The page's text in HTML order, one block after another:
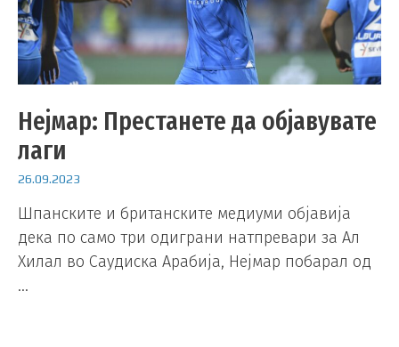
Нејмар: Престанете да објавувате
лаги
26.09.2023
Шпанските и британските медиуми објавија
дека по само три одиграни натпревари за Ал
Хилал во Саудиска Арабија, Нејмар побарал од
…